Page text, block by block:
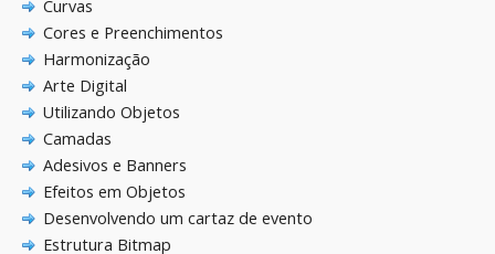
Curvas
Cores e Preenchimentos
Harmonização
Arte Digital
Utilizando Objetos
Camadas
Adesivos e Banners
Efeitos em Objetos
Desenvolvendo um cartaz de evento
Estrutura Bitmap